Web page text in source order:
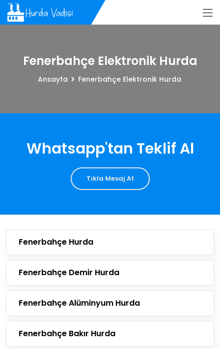
Fenerbahçe Elektronik Hurda
Ansayfa Fenerbahçe Elektronik Hurda
Whatsapp'tan Teklif Al
Tıkla Mesaj At
Fenerbahçe Hurda
Fenerbahçe Demir Hurda
Fenerbahçe Alüminyum Hurda
Fenerbahçe Bakır Hurda